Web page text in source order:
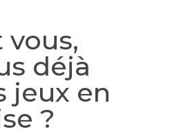
vous,
déjà
jeux en
?